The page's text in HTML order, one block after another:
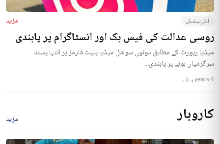
انٹرنیشنل مزید
روسی عدالت کی فیس بک اور انسٹاگرام پر پابندی
میڈیا رپورٹ کے مطابق دونوں سوشل میڈیا پلیٹ فارمز پر انتہا پسند
سرگرمیاں ہونے پر پابندی...
4 years پہلے
کاروبار مزید